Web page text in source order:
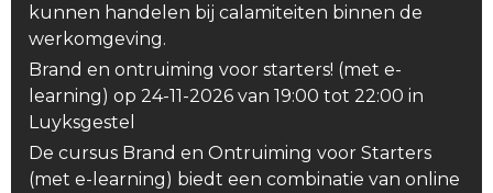
kunnen handelen bij calamiteiten binnen de
werkomgeving.
Brand en ontruiming voor starters! (met e-
learning) op 24-11-2026 van 19:00 tot 22:00 in
Luyksgestel
De cursus Brand en Ontruiming voor Starters
(met e-learning) biedt een combinatie van online